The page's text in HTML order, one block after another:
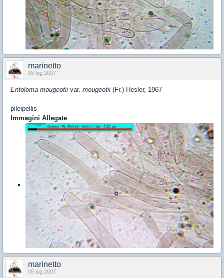
marinetto
05 lug 2007
Entoloma mougeotii var. mougeotii (Fr.) Hesler, 1967
pileipellis
Immagini Allegate
marinetto
05 lug 2007